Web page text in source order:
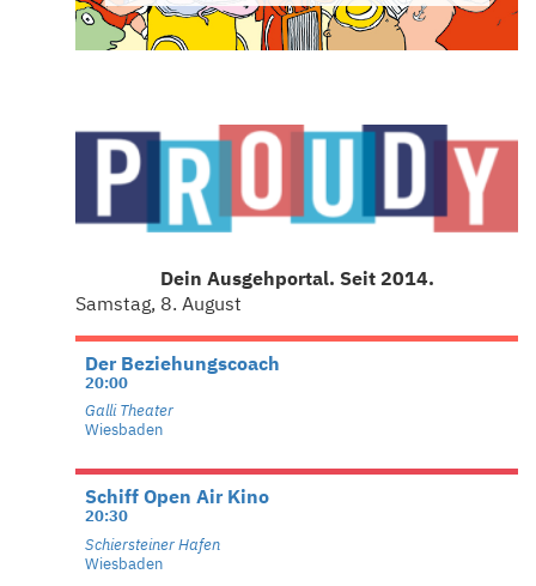
Dein Ausgehportal. Seit 2014.
Samstag, 8. August
Der Beziehungscoach
20:00
Galli Theater
Wiesbaden
Schiff Open Air Kino
20:30
Schiersteiner Hafen
Wiesbaden